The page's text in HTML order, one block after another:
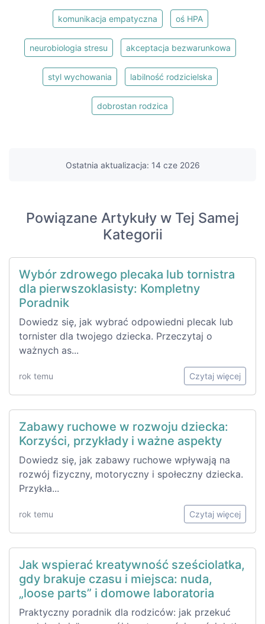
komunikacja empatyczna oś HPA
neurobiologia stresu akceptacja bezwarunkowa
styl wychowania labilność rodzicielska
dobrostan rodzica
Ostatnia aktualizacja: 14 cze 2026
Powiązane Artykuły w Tej Samej
Kategorii
Wybór zdrowego plecaka lub tornistra
dla pierwszoklasisty: Kompletny
Poradnik
Dowiedz się, jak wybrać odpowiedni plecak lub
tornister dla twojego dziecka. Przeczytaj o
ważnych as...
rok temu Czytaj więcej
Zabawy ruchowe w rozwoju dziecka:
Korzyści, przykłady i ważne aspekty
Dowiedz się, jak zabawy ruchowe wpływają na
rozwój fizyczny, motoryczny i społeczny dziecka.
Przykła...
rok temu Czytaj więcej
Jak wspierać kreatywność sześciolatka,
gdy brakuje czasu i miejsca: nuda,
„loose parts” i domowe laboratoria
Praktyczny poradnik dla rodziców: jak przekuć